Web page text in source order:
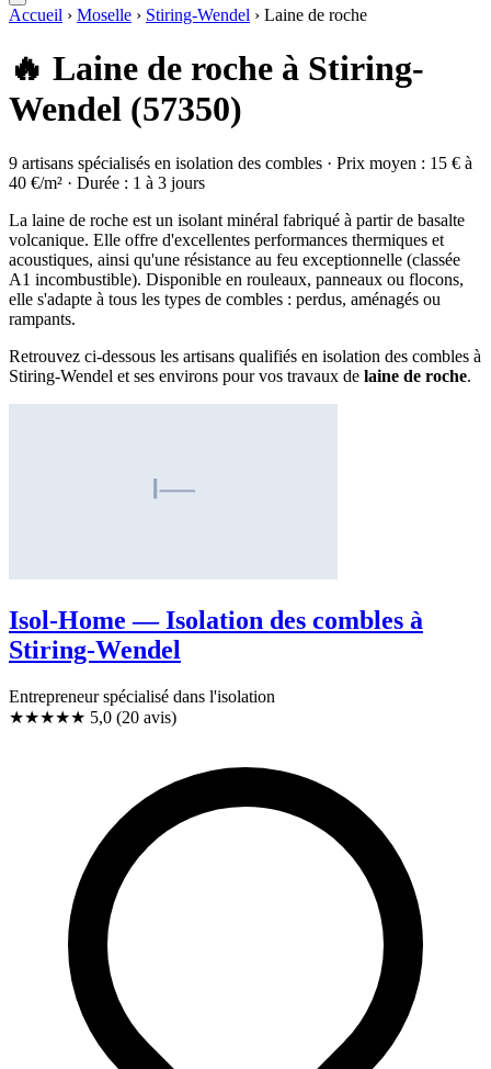
Accueil › Moselle › Stiring-Wendel › Laine de roche
🔥 Laine de roche à Stiring-
Wendel (57350)
9 artisans spécialisés en isolation des combles · Prix moyen : 15 € à
40 €/m² · Durée : 1 à 3 jours
La laine de roche est un isolant minéral fabriqué à partir de basalte
volcanique. Elle offre d'excellentes performances thermiques et
acoustiques, ainsi qu'une résistance au feu exceptionnelle (classée
A1 incombustible). Disponible en rouleaux, panneaux ou flocons,
elle s'adapte à tous les types de combles : perdus, aménagés ou
rampants.
Retrouvez ci-dessous les artisans qualifiés en isolation des combles à
Stiring-Wendel et ses environs pour vos travaux de laine de roche.
Isol-Home — Isolation des combles à
Stiring-Wendel
Entrepreneur spécialisé dans l'isolation
★★★★★ 5,0 (20 avis)